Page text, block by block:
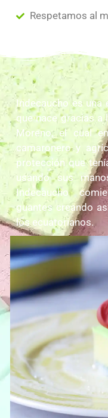
Respetamos al
Indecaucho es una
que nace gracias a
Moreno, el cual
camaronero y
protección que
usando sus
Indecaucho
guantes creando
los ecuatorianos.